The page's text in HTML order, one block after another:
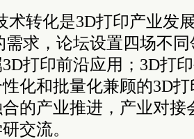
术转化是3D打印产业发
需求，论坛设置四场不
打印前沿应用；3D打
化和批量化兼顾的3D
的产业推进，产业对接
交流。